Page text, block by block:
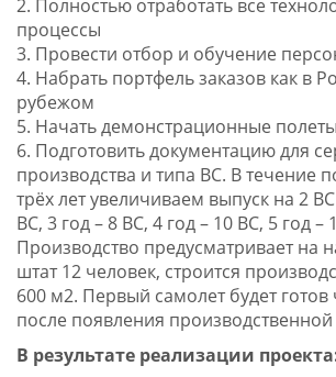
2. Полностью отработать все
процессы
3. Провести отбор и обучение
4. Набрать портфель заказов как в
рубежом
5. Начать демонстрационные полеты
6. Подготовить документацию для
производства и типа ВС. В течение
трёх лет увеличиваем выпуск на 2
ВС, 3 год – 8 ВС, 4 год – 10 ВС, 5 год –
Производство предусматривает на
штат 12 человек, строится
600 м2. Первый самолет будет
после появления
В результате реализации